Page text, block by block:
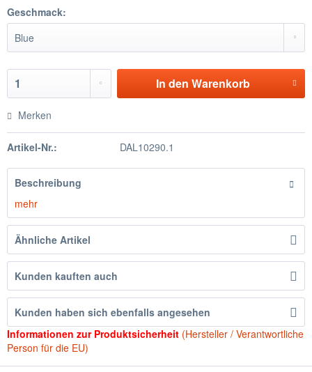
Geschmack:
In den Warenkorb
Merken
Artikel-Nr.: DAL10290.1
Beschreibung
mehr
Ähnliche Artikel
Kunden kauften auch
Kunden haben sich ebenfalls angesehen
Informationen zur Produktsicherheit (Hersteller / Verantwortliche
Person für die EU)